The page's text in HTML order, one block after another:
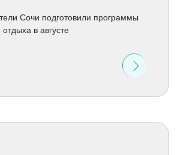
Сочи подготовили программы
в августе